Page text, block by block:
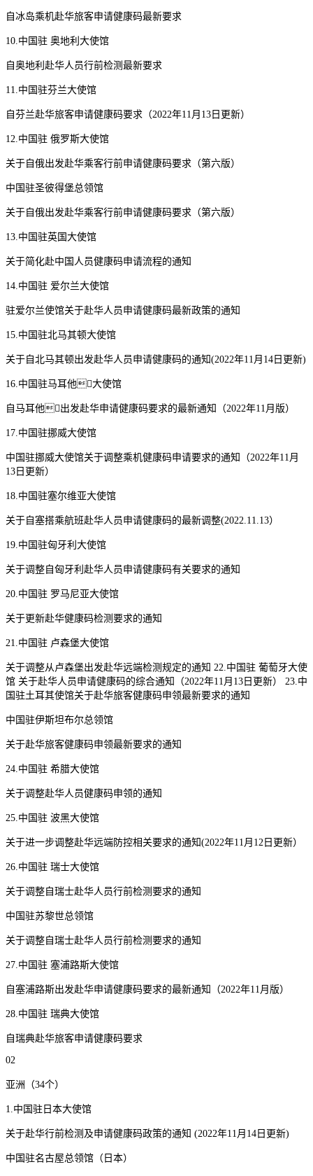
自冰岛乘机赴华旅客申请健康码最新要求
10.中国驻 奥地利大使馆
自奥地利赴华人员行前检测最新要求
11.中国驻芬兰大使馆
自芬兰赴华旅客申请健康码要求（2022年11月13日更新）
12.中国驻 俄罗斯大使馆
关于自俄出发赴华乘客行前申请健康码要求（第六版）
中国驻圣彼得堡总领馆
关于自俄出发赴华乘客行前申请健康码要求（第六版）
13.中国驻英国大使馆
关于简化赴中国人员健康码申请流程的通知
14.中国驻 爱尔兰大使馆
驻爱尔兰使馆关于赴华人员申请健康码最新政策的通知
15.中国驻北马其顿大使馆
关于自北马其顿出发赴华人员申请健康码的通知(2022年11月14日更新)
16.中国驻马耳他大使馆
自马耳他出发赴华申请健康码要求的最新通知（2022年11月版）
17.中国驻挪威大使馆
中国驻挪威大使馆关于调整乘机健康码申请要求的通知（2022年11月
13日更新）
18.中国驻塞尔维亚大使馆
关于自塞搭乘航班赴华人员申请健康码的最新调整(2022.11.13）
19.中国驻匈牙利大使馆
关于调整自匈牙利赴华人员申请健康码有关要求的通知
20.中国驻 罗马尼亚大使馆
关于更新赴华健康码检测要求的通知
21.中国驻 卢森堡大使馆
关于调整从卢森堡出发赴华远端检测规定的通知 22.中国驻 葡萄牙大使
馆 关于赴华人员申请健康码的综合通知（2022年11月13日更新） 23.中
国驻土耳其使馆关于赴华旅客健康码申领最新要求的通知
中国驻伊斯坦布尔总领馆
关于赴华旅客健康码申领最新要求的通知
24.中国驻 希腊大使馆
关于调整赴华人员健康码申领的通知
25.中国驻 波黑大使馆
关于进一步调整赴华远端防控相关要求的通知(2022年11月12日更新）
26.中国驻 瑞士大使馆
关于调整自瑞士赴华人员行前检测要求的通知
中国驻苏黎世总领馆
关于调整自瑞士赴华人员行前检测要求的通知
27.中国驻 塞浦路斯大使馆
自塞浦路斯出发赴华申请健康码要求的最新通知（2022年11月版）
28.中国驻 瑞典大使馆
自瑞典赴华旅客申请健康码要求
02
亚洲（34个）
1.中国驻日本大使馆
关于赴华行前检测及申请健康码政策的通知 (2022年11月14日更新)
中国驻名古屋总领馆（日本）